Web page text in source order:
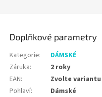
Doplňkové parametry
Kategorie:
DÁMSKÉ
Záruka:
2 roky
EAN:
Zvolte variantu
Pohlaví:
Dámské